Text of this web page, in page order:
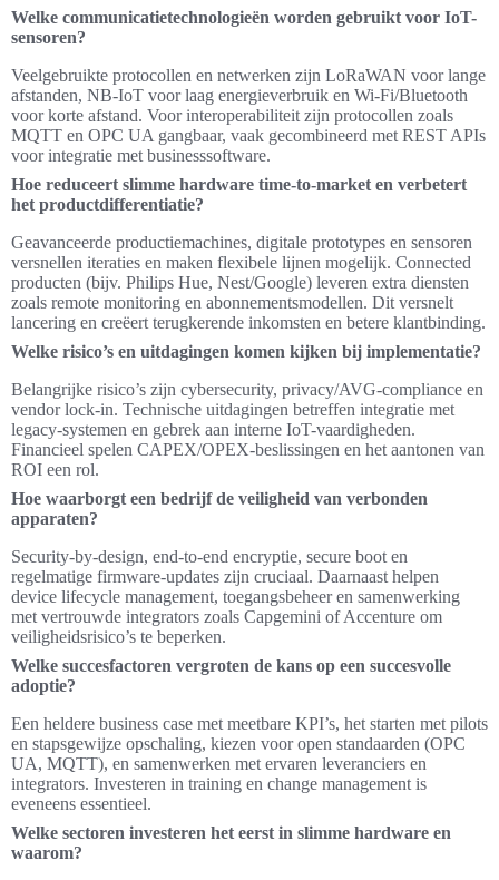
Welke communicatietechnologieën worden gebruikt voor IoT-
sensoren?
Veelgebruikte protocollen en netwerken zijn LoRaWAN voor lange
afstanden, NB‑IoT voor laag energieverbruik en Wi‑Fi/Bluetooth
voor korte afstand. Voor interoperabiliteit zijn protocollen zoals
MQTT en OPC UA gangbaar, vaak gecombineerd met REST APIs
voor integratie met businesssoftware.
Hoe reduceert slimme hardware time-to-market en verbetert
het productdifferentiatie?
Geavanceerde productiemachines, digitale prototypes en sensoren
versnellen iteraties en maken flexibele lijnen mogelijk. Connected
producten (bijv. Philips Hue, Nest/Google) leveren extra diensten
zoals remote monitoring en abonnementsmodellen. Dit versnelt
lancering en creëert terugkerende inkomsten en betere klantbinding.
Welke risico’s en uitdagingen komen kijken bij implementatie?
Belangrijke risico’s zijn cybersecurity, privacy/AVG-compliance en
vendor lock-in. Technische uitdagingen betreffen integratie met
legacy-systemen en gebrek aan interne IoT-vaardigheden.
Financieel spelen CAPEX/OPEX-beslissingen en het aantonen van
ROI een rol.
Hoe waarborgt een bedrijf de veiligheid van verbonden
apparaten?
Security-by-design, end-to-end encryptie, secure boot en
regelmatige firmware-updates zijn cruciaal. Daarnaast helpen
device lifecycle management, toegangsbeheer en samenwerking
met vertrouwde integrators zoals Capgemini of Accenture om
veiligheidsrisico’s te beperken.
Welke succesfactoren vergroten de kans op een succesvolle
adoptie?
Een heldere business case met meetbare KPI’s, het starten met pilots
en stapsgewijze opschaling, kiezen voor open standaarden (OPC
UA, MQTT), en samenwerken met ervaren leveranciers en
integrators. Investeren in training en change management is
eveneens essentieel.
Welke sectoren investeren het eerst in slimme hardware en
waarom?